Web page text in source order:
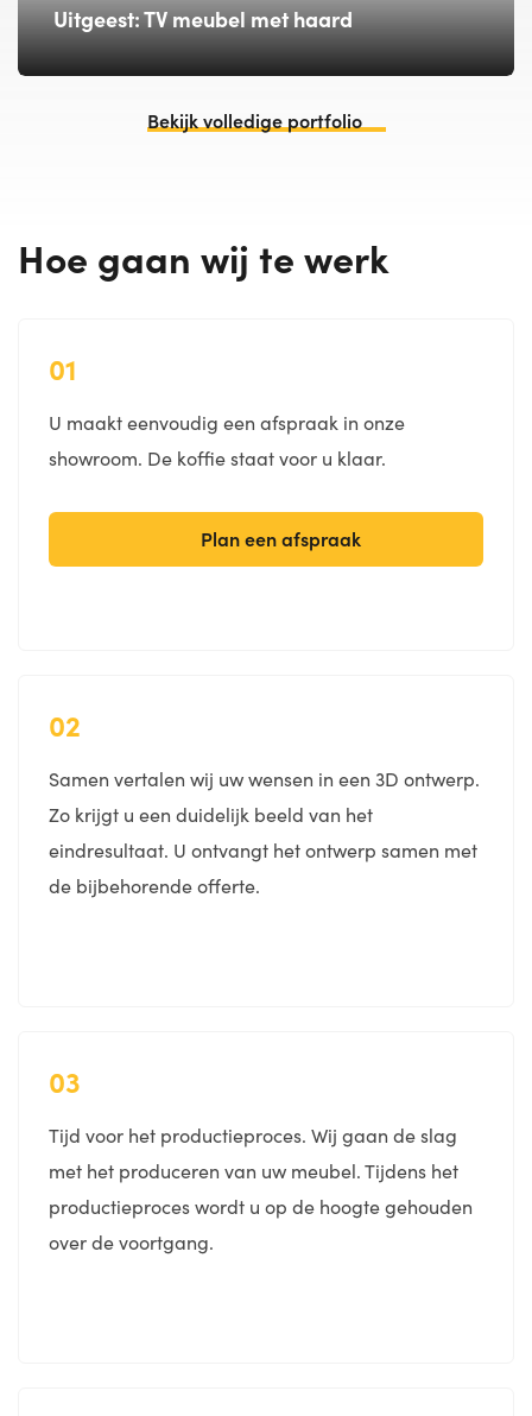
Uitgeest: TV meubel met haard
Bekijk volledige portfolio
Hoe gaan wij te werk
01
U maakt eenvoudig een afspraak in onze
showroom. De koffie staat voor u klaar.
Plan een afspraak
02
Samen vertalen wij uw wensen in een 3D ontwerp.
Zo krijgt u een duidelijk beeld van het
eindresultaat. U ontvangt het ontwerp samen met
de bijbehorende offerte.
03
Tijd voor het productieproces. Wij gaan de slag
met het produceren van uw meubel. Tijdens het
productieproces wordt u op de hoogte gehouden
over de voortgang.